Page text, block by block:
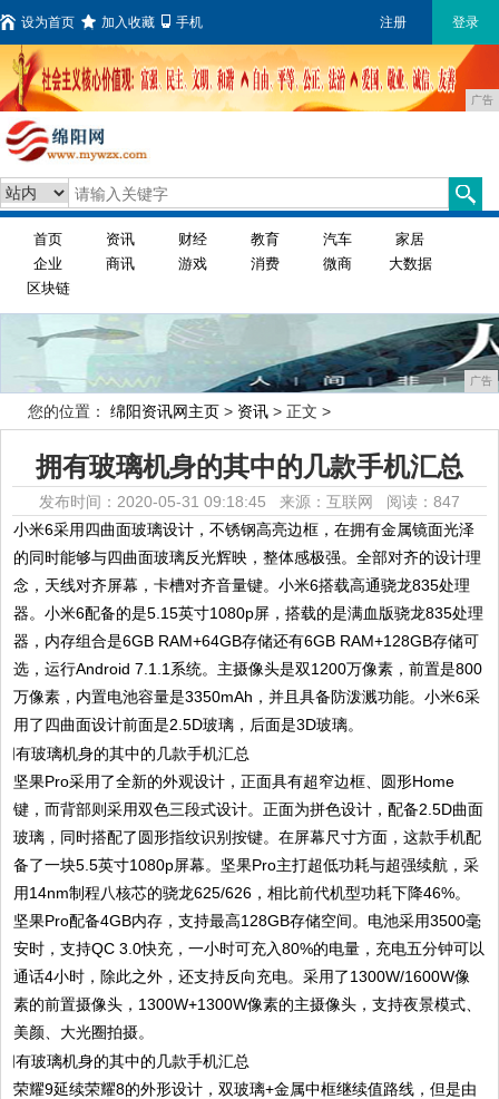
设为首页 加入收藏 手机 注册 登录
广告
首页 资讯 财经 教育 汽车
家居
企业
商讯 游戏 消费 微商
大数据
区块链
广告
您的位置： 绵阳资讯网主页 > 资讯 > 正文 >
拥有玻璃机身的其中的几款手机汇总
发布时间：2020-05-31 09:18:45 来源：互联网 阅读：847
小米6采用四曲面玻璃设计，不锈钢高亮边框，在拥有金属镜面光泽
的同时能够与四曲面玻璃反光辉映，整体感极强。全部对齐的设计理
念，天线对齐屏幕，卡槽对齐音量键。小米6搭载高通骁龙835处理
器。小米6配备的是5.15英寸1080p屏，搭载的是满血版骁龙835处理
器，内存组合是6GB RAM+64GB存储还有6GB RAM+128GB存储可
选，运行Android 7.1.1系统。主摄像头是双1200万像素，前置是800
万像素，内置电池容量是3350mAh，并且具备防泼溅功能。小米6采
用了四曲面设计前面是2.5D玻璃，后面是3D玻璃。
坚果Pro采用了全新的外观设计，正面具有超窄边框、圆形Home
键，而背部则采用双色三段式设计。正面为拼色设计，配备2.5D曲面
玻璃，同时搭配了圆形指纹识别按键。在屏幕尺寸方面，这款手机配
备了一块5.5英寸1080p屏幕。坚果Pro主打超低功耗与超强续航，采
用14nm制程八核芯的骁龙625/626，相比前代机型功耗下降46%。
坚果Pro配备4GB内存，支持最高128GB存储空间。电池采用3500毫
安时，支持QC 3.0快充，一小时可充入80%的电量，充电五分钟可以
通话4小时，除此之外，还支持反向充电。采用了1300W/1600W像
素的前置摄像头，1300W+1300W像素的主摄像头，支持夜景模式、
美颜、大光圈拍摄。
荣耀9延续荣耀8的外形设计，双玻璃+金属中框继续值路线，但是由